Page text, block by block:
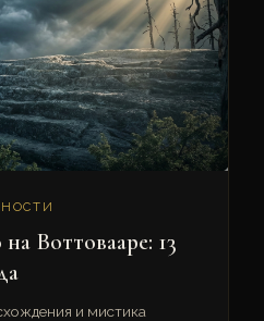
Воттовааре: 13
и мистика